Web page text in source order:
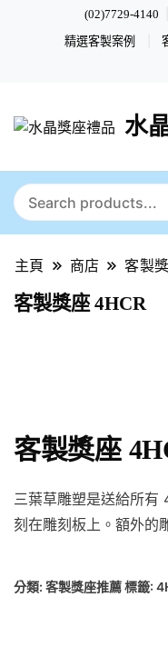
(02)7729-4140
精選客製案例
水
主頁 商店 客製
客製獎座 4HCR
客製獎座
三葉草雕塑是送給所有
刻在雕刻板上。額外的
分類: 客製獎座推薦標籤: